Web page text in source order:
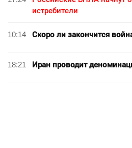
истребители
10:14 Скоро ли закончится
18:21 Иран проводит